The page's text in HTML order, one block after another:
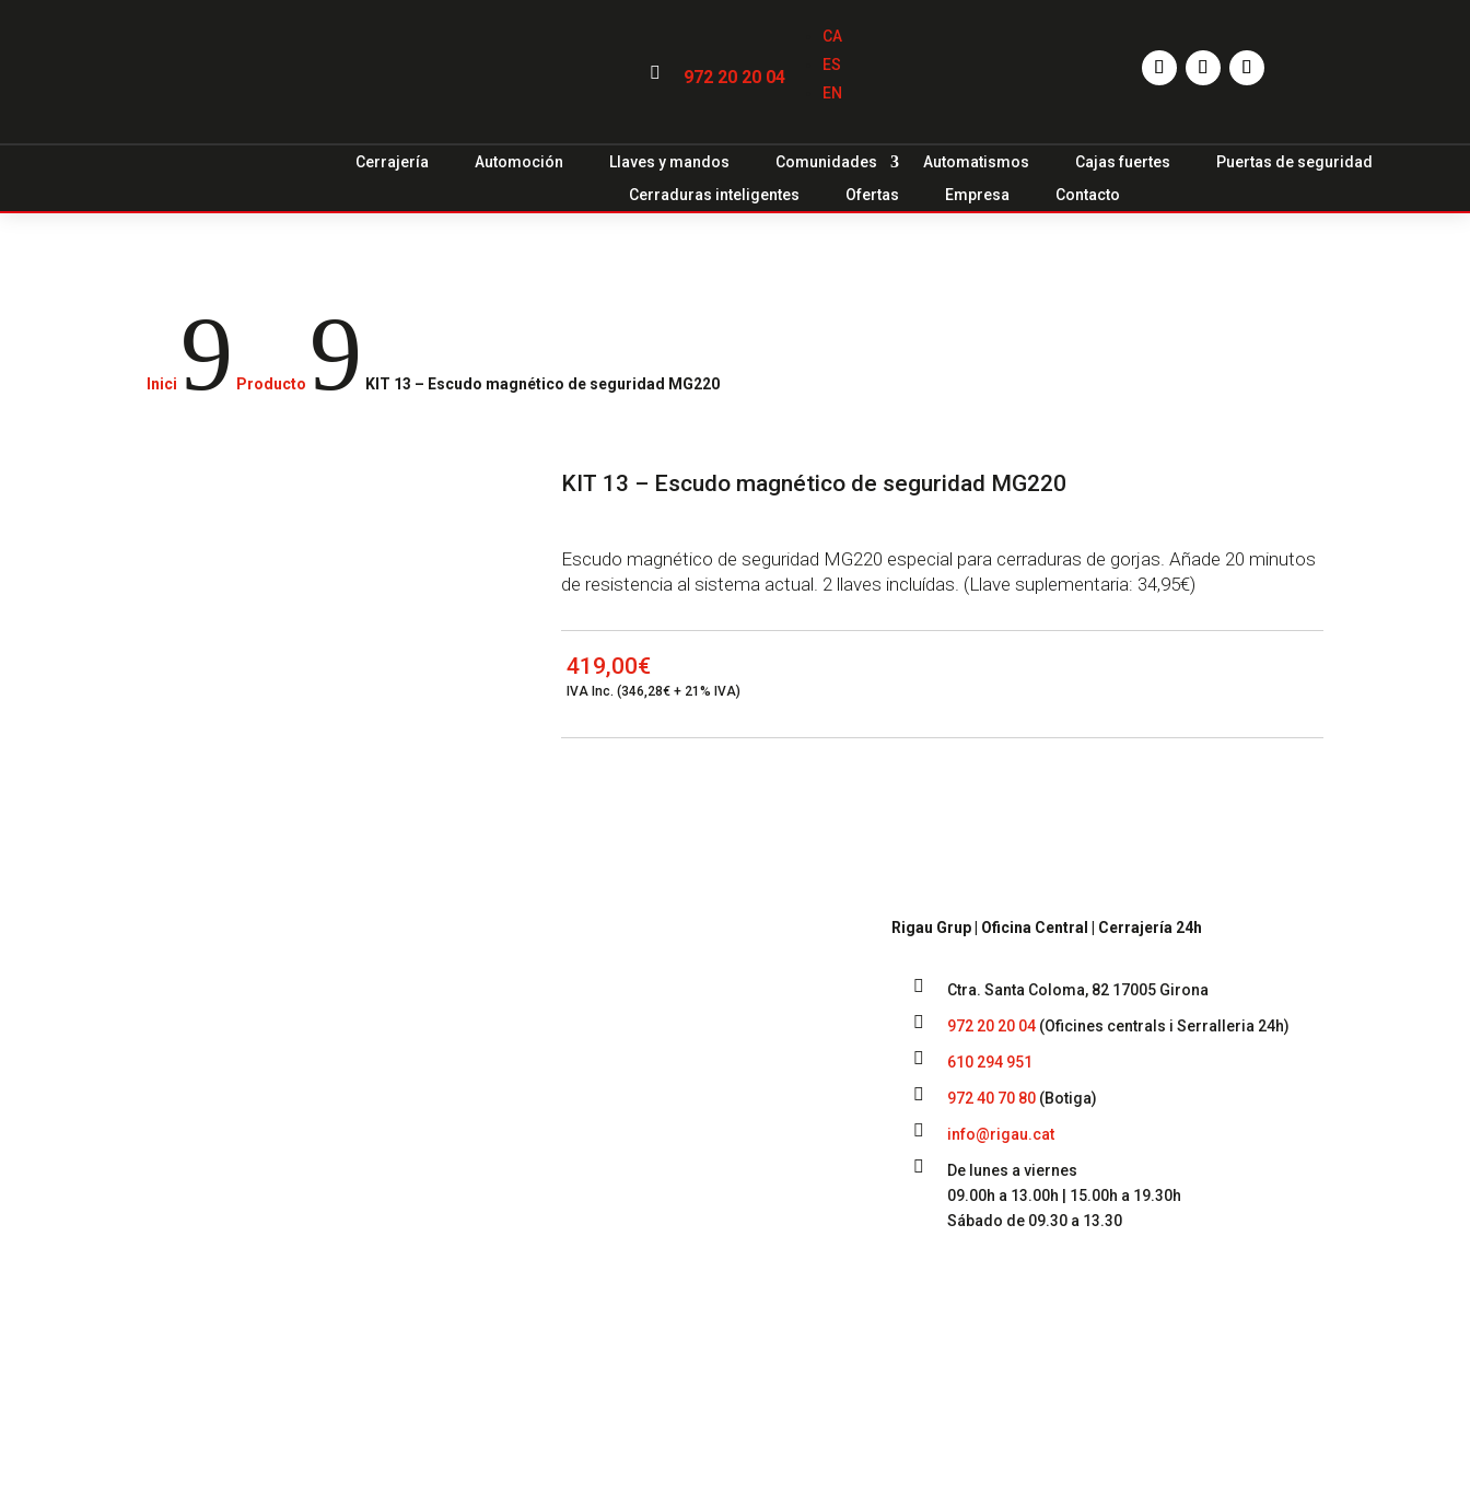
 972 20 20 04
CA
ES
EN
Cerrajería Automoción Llaves y mandos Comunidades Automatismos Cajas fuertes
Puertas de seguridad
Cerraduras inteligentes
Ofertas Empresa Contacto
Inici 9 Producto 9 KIT 13 – Escudo magnético de seguridad MG220
KIT 13 – Escudo magnético de seguridad MG220
Escudo magnético de seguridad MG220 especial para cerraduras de gorjas. Añade 20 minutos
de resistencia al sistema actual. 2 llaves incluídas. (Llave suplementaria: 34,95€)
419,00€
IVA Inc. (346,28€ + 21% IVA)
Rigau Grup | Oficina Central | Cerrajería 24h
 Ctra. Santa Coloma, 82 17005 Girona
 972 20 20 04 (Oficines centrals i Serralleria 24h)
 610 294 951
 972 40 70 80 (Botiga)
 info@rigau.cat

De lunes a viernes
09.00h a 13.00h | 15.00h a 19.30h
Sábado de 09.30 a 13.30